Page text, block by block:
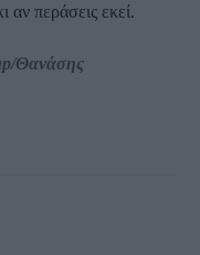
αν περάσεις εκεί.
Θανάσης